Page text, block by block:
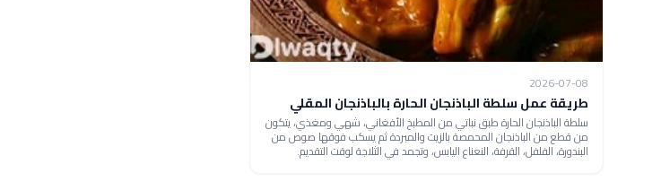
2026-07-08
طريقة عمل سلطة الباذنجان الحارة بالباذنجان المقلي
سلطة الباذنجان الحارة طبق نباتي من المطبخ الأفغاني، شهي ومغذي، يتكون
من قطع من الباذنجان المحمصة بالزيت والمبردة ثم يسكب فوقها صوص من
البندورة، الفلفل، القرفة، النعناع اليابس، وتجمد في الثلاجة لوقت التقديم.